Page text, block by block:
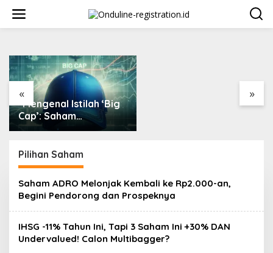
konten
« »
"Mengenal Istilah ‘Big
Cap’: Saham
Berkapitalisasi Besar
"Perdagangan Trump
Pilihan Saham
Saham ADRO Melonjak Kembali ke Rp2.000-an,
Begini Pendorong dan Prospeknya
IHSG -11% Tahun Ini, Tapi 3 Saham Ini +30% DAN
Undervalued! Calon Multibagger?